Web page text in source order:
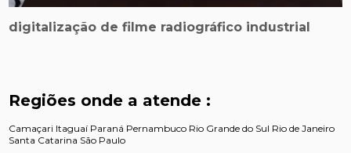
digitalização de filme radiográfico industrial
Regiões onde a atende :
Camaçari Itaguaí Paraná Pernambuco Rio Grande do Sul Rio de Janeiro
Santa Catarina São Paulo